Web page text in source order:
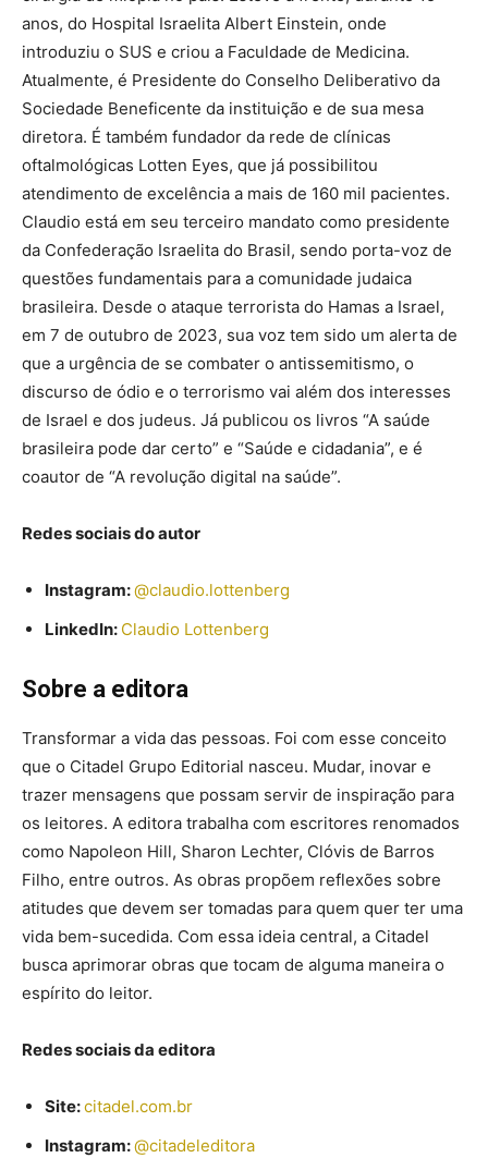
anos, do Hospital Israelita Albert Einstein, onde
introduziu o SUS e criou a Faculdade de Medicina.
Atualmente, é Presidente do Conselho Deliberativo da
Sociedade Beneficente da instituição e de sua mesa
diretora. É também fundador da rede de clínicas
oftalmológicas Lotten Eyes, que já possibilitou
atendimento de excelência a mais de 160 mil pacientes.
Claudio está em seu terceiro mandato como presidente
da Confederação Israelita do Brasil, sendo porta-voz de
questões fundamentais para a comunidade judaica
brasileira. Desde o ataque terrorista do Hamas a Israel,
em 7 de outubro de 2023, sua voz tem sido um alerta de
que a urgência de se combater o antissemitismo, o
discurso de ódio e o terrorismo vai além dos interesses
de Israel e dos judeus. Já publicou os livros “A saúde
brasileira pode dar certo” e “Saúde e cidadania”, e é
coautor de “A revolução digital na saúde”.
Redes sociais do autor
Instagram:@claudio.lottenberg
LinkedIn: Claudio Lottenberg
Sobre a editora
Transformar a vida das pessoas. Foi com esse conceito
que o Citadel Grupo Editorial nasceu. Mudar, inovar e
trazer mensagens que possam servir de inspiração para
os leitores. A editora trabalha com escritores renomados
como Napoleon Hill, Sharon Lechter, Clóvis de Barros
Filho, entre outros. As obras propõem reflexões sobre
atitudes que devem ser tomadas para quem quer ter uma
vida bem-sucedida. Com essa ideia central, a Citadel
busca aprimorar obras que tocam de alguma maneira o
espírito do leitor.
Redes sociais da editora
Site:citadel.com.br
Instagram:@citadeleditora